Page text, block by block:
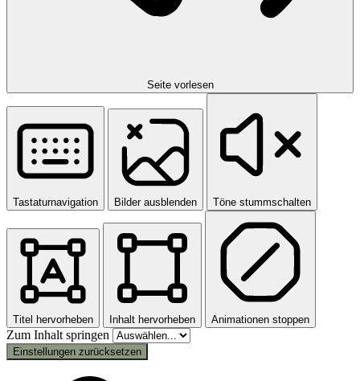
Seite vorlesen
Tastaturnavigation Bilder ausblenden Töne stummschalten
Titel hervorheben Inhalt hervorheben Animationen stoppen
Zum Inhalt springen
Einstellungen zurücksetzen